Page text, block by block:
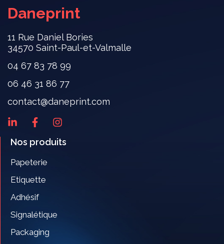
Daneprint
11 Rue Daniel Bories
34570 Saint-Paul-et-Valmalle
04 67 83 78 99
06 46 31 86 77
contact@daneprint.com
Nos produits
Papeterie
Etiquette
Adhésif
Signalétique
Packaging